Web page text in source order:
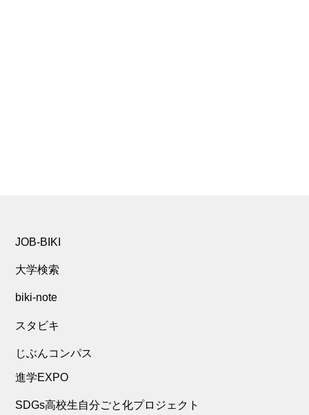
JOB-BIKI
大学検索
biki-note
スタビキ
じぶんコンパス
進学EXPO
SDGs高校生自分ごと化プロジェクト